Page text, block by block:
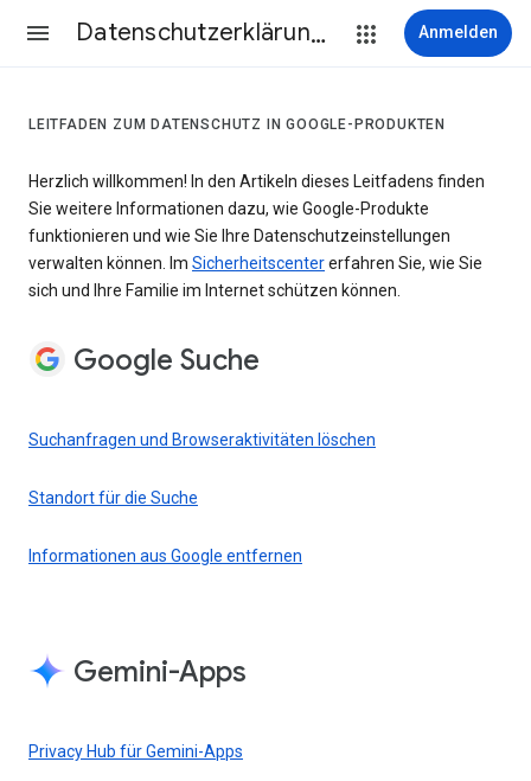
Datenschutzerklärung & Nutzungsbedingungen Anmelden
LEITFADEN ZUM DATENSCHUTZ IN GOOGLE-PRODUKTEN
Herzlich willkommen! In den Artikeln dieses Leitfadens finden
Sie weitere Informationen dazu, wie Google-Produkte
funktionieren und wie Sie Ihre Datenschutzeinstellungen
verwalten können. Im Sicherheitscentererfahren Sie, wie Sie
sich und Ihre Familie im Internet schützen können.
Google Suche
Suchanfragen und Browseraktivitäten löschen
Standort für die Suche
Informationen aus Google entfernen
Gemini-Apps
Privacy Hub für Gemini-Apps